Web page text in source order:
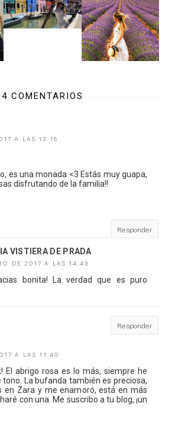
4 COMENTARIOS
A LAS 13:16
es una monada <3 Estás muy guapa,
disfrutando de la familia!!
Responder
VISTIERA DE PRADA
DE 2017 A LAS 14:43
bonita! La verdad que es puro
Responder
A LAS 11:40
El abrigo rosa es lo más, siempre he
La bufanda también es preciosa,
en Zara y me enamoró, está en más
con una. Me suscribo a tu blog, ¡un